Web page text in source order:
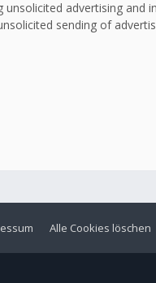
advertising and
sending of
Alle Cookies löschen